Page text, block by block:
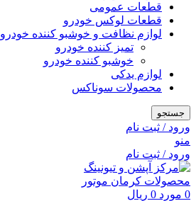
قطعات عمومی
قطعات لوکس خودرو
لوازم نظافت و خوشبو کننده خودرو
تمیز کننده خودرو
خوشبو کننده خودرو
لوازم یدکی
محصولات سوناکس
جستجو
ورود / ثبت نام
منو
ورود / ثبت نام
0 مورد 0 ریال